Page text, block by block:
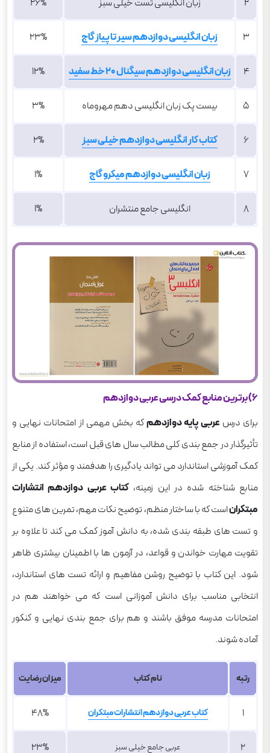
2 زبان انگلیسی تست خیلی سبز 26%
3 زبان انگلیسی دوازدهم سیر تا پیاز گاج 23%
4 زبان انگلیسی دوازدهم سیگنال 20 خط سفید 12%
5 بیست پک زبان انگلیسی دهم مهروماه 3%
6 کتاب کار انگلیسی دوازدهم خیلی سبز 2%
7 زبان انگلیسی دوازدهم میکرو گاج 1%
8 انگلیسی جامع منتشران 1%
6) برترین منابع کمک درسی عربی دوازدهم
برای درسعربی پایه دوازدهمکه بخش مهمی از امتحانات نهایی و
تأثیرگذار در جمع بندی کلی مطالب سال های قبل است، استفاده از منابع
کمک آموزشی استاندارد می تواند یادگیری را هدفمند و مؤثر کند. یکی از
منابع شناخته شده در این زمینه، کتاب عربی دوازدهم انتشارات
مبتکراناست که با ساختار منظم، توضیح نکات مهم، تمرین های متنوع
و تست های طبقه بندی شده، به دانش آموز کمک می کند تا علاوه بر
تقویت مهارت خواندن و قواعد، در آزمون ها با اطمینان بیشتری ظاهر
شود. این کتاب با توضیح روشن مفاهیم و ارائه تست های استاندارد،
انتخابی مناسب برای دانش آموزانی است که می خواهند هم در
امتحانات مدرسه موفق باشند و هم برای جمع بندی نهایی و کنکور
آماده شوند.
رتبه نام کتاب میزان رضایت
1 کتاب عربی دوازدهم انتشارات مبتکران 48%
2 عربی جامع خیلی سبز 23%